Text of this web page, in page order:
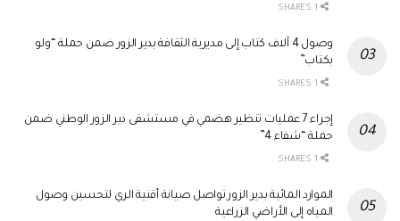
وصول 4 آلاف كتاب إلى مديرية الثقافة بدير الزور ضمن حملة “ولو
بكتاب”
إجراء 7 عمليات تنظير هضمي في مستشفى دير الزور الوطني ضمن
حملة “شفاء 4”
الموارد المائية بدير الزور تواصل صيانة أقنية الري لتحسين وصول
المياه إلى الأراضي الزراعية